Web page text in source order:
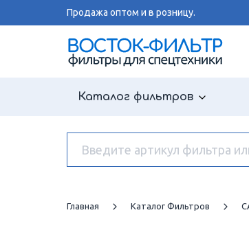
Продажа оптом и в розницу.
Каталог фильтров
Главная Каталог Фильтров